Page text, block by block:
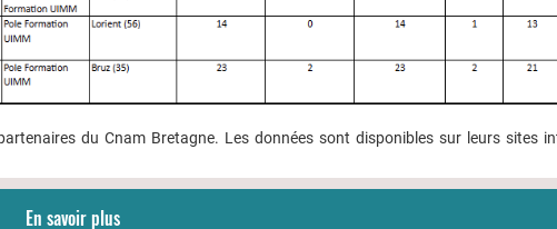
du Cnam Bretagne. Les données sont disponibles sur leurs sites
En savoir plus